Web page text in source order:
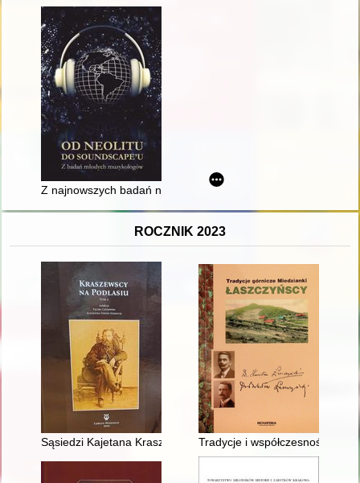
Z najnowszych badań nad historią życia muzycznego parafii
ROCZNIK 2023
Sąsiedzi Kajetana Kraszewskiego z Opola i Antopola
Tradycje i współczesność